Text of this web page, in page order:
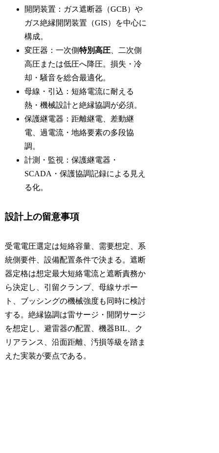
開閉装置：ガス遮断器（GCB）や
ガス絶縁開閉装置（GIS）を中心に
構成。
変圧器：一次側特別高圧 、二次側
高圧または低圧へ降圧。損失・冷
却・騒音を総合最適化。
母線・引込：短絡電流に耐える
熱・機械設計と絶縁協調が必須。
保護継電器：距離継電、差動継
電、過電流・地絡要素の多段協
調。
計測・監視：保護継電器・
SCADA・保護協調記録による見え
る化。
設計上の留意事項
受電電圧選定は短絡容量、需要想定、系
統側要件、設備配置条件で決まる。遮断
器定格は想定最大短絡電流と遮断責務か
ら決定し、引留クランプ、母線サポー
ト、ブッシングの機械強度も同時に検討
する。絶縁協調は雷サージ・開閉サージ
を想定し、避雷器の配置、機器BIL、ク
リアランス、沿面距離、汚損等級を踏ま
えた実装が要点である。